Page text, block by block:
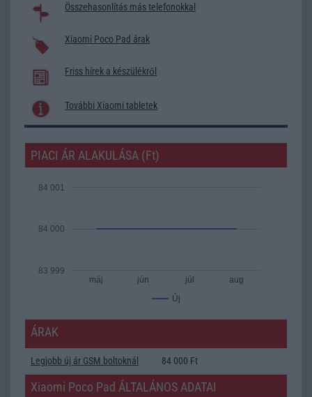
Összehasonlítás más telefonokkal
Xiaomi Poco Pad árak
Friss hírek a készülékről
További Xiaomi tabletek
PIACI ÁR ALAKULÁSA (Ft)
Új
máj jún júl aug
83 999
84 000
84 001
ÁRAK
Legjobb új ár GSM boltoknál 84 000 Ft
Xiaomi Poco Pad ÁLTALÁNOS ADATAI